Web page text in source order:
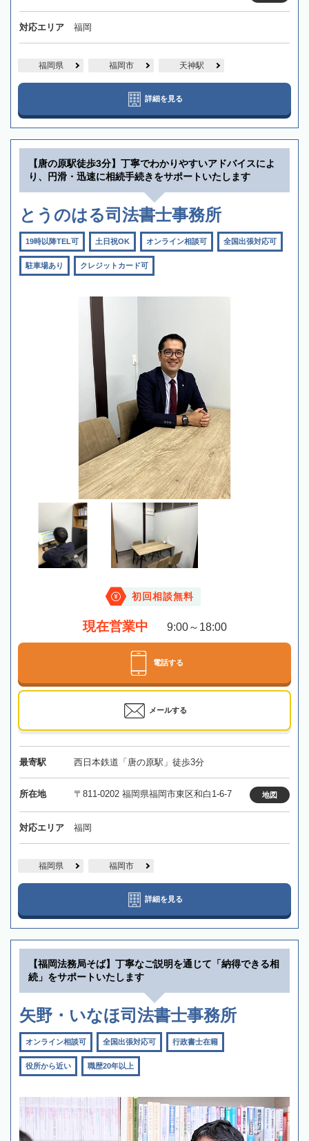
対応エリア 福岡
福岡県 福岡市 天神駅
詳細を見る
【唐の原駅徒歩3分】丁寧でわかりやすいアドバイスによ
り、円滑・迅速に相続手続きをサポートいたします
とうのはる司法書士事務所
19時以降TEL可 土日祝OK オンライン相談可 全国出張対応可
駐車場あり クレジットカード可
初回相談無料
現在営業中 9:00～18:00
電話する
メールする
最寄駅 西日本鉄道「唐の原駅」徒歩3分
所在地 〒811-0202 福岡県福岡市東区和白1-6-7 地図
対応エリア 福岡
福岡県 福岡市
詳細を見る
【福岡法務局そば】丁寧なご説明を通じて「納得できる相
続」をサポートいたします
矢野・いなほ司法書士事務所
オンライン相談可 全国出張対応可 行政書士在籍
役所から近い 職歴20年以上